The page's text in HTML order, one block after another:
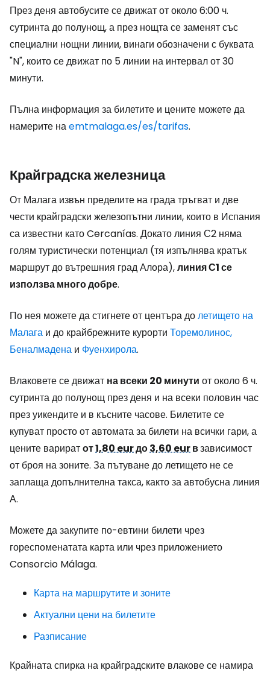
През деня автобусите се движат от около 6:00 ч.
сутринта до полунощ, а през нощта се заменят със
специални нощни линии, винаги обозначени с буквата
"N", които се движат по 5 линии на интервал от 30
минути.
Пълна информация за билетите и цените можете да
намерите наemtmalaga.es/es/tarifas.
Крайградска железница
От Малага извън пределите на града тръгват и две
чести крайградски железопътни линии, които в Испания
са известни като Cercanías. Докато линия С2 няма
голям туристически потенциал (тя изпълнява кратък
маршрут до вътрешния град Алора),линия С1 се
използва много добре.
По нея можете да стигнете от центъра долетището на
Малага и до крайбрежните курорти Торемолинос,
Беналмадена и Фуенхирола.
Влаковете се движат на всеки 20 минути от около 6 ч.
сутринта до полунощ през деня и на всеки половин час
през уикендите и в късните часове. Билетите се
купуват просто от автомата за билети на всички гари, а
цените вариратот1,80 eurдо3,60 eurвзависимост
от броя на зоните. За пътуване до летището не се
заплаща допълнителна такса, както за автобусна линия
А.
Можете да закупите по-евтини билети чрез
гореспоменатата карта или чрез приложението
Consorcio Málaga.
Карта на маршрутите и зоните
Актуални цени на билетите
Разписание
Крайната спирка на крайградските влакове се намира